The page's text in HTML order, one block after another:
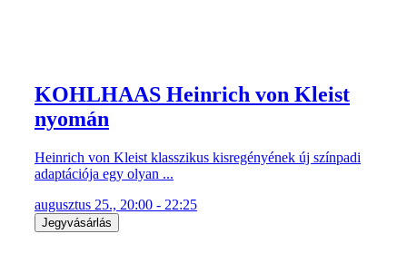
KOHLHAAS Heinrich von Kleist
nyomán
Heinrich von Kleist klasszikus kisregényének új színpadi
adaptációja egy olyan ...
augusztus 25., 20:00 - 22:25
Jegyvásárlás